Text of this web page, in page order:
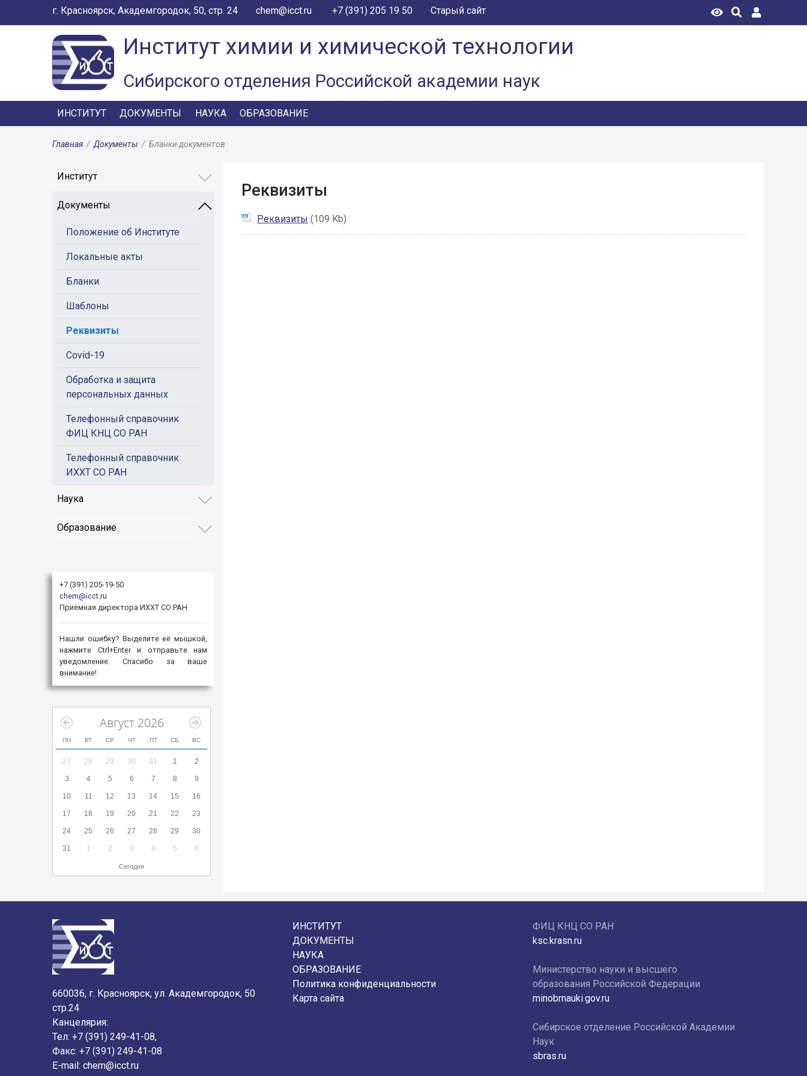
г. Красноярск, Академгородок, 50, стр. 24 chem@icct.ru +7 (391) 205 19 50 Старый сайт
Институт химии и химической технологии
Сибирского отделения Российской академии наук
ИНСТИТУТ ДОКУМЕНТЫ НАУКА ОБРАЗОВАНИЕ
Главная / Документы / Бланки документов
Институт
Документы
Положение об Институте
Локальные акты
Бланки
Шаблоны
Реквизиты
Covid-19
Обработка и защита
персональных данных
Телефонный справочник
ФИЦ КНЦ СО РАН
Телефонный справочник
ИХХТ СО РАН
Наука
Образование
+7 (391) 205-19-50
chem@icct.ru
Приёмная директора ИХХТ СО РАН
Нашли ошибку? Выделите её мышкой,
нажмите Ctrl+Enter и отправьте нам
уведомление. Спасибо за ваше
внимание!
Август 2026
ПН ВТ СР ЧТ ПТ СБ ВС
27 28 29 30 31 1 2
3 4 5 6 7 8 9
10 11 12 13 14 15 16
17 18 19 20 21 22 23
24 25 26 27 28 29 30
31 1 2 3 4 5 6
Сегодня
Реквизиты
Реквизиты (109 Kb)
660036, г. Красноярск, ул. Академгородок, 50
стр.24
Канцелярия:
Тел: +7 (391) 249-41-08,
Факс: +7 (391) 249-41-08
E-mail: chem@icct.ru
ИНСТИТУТ
ДОКУМЕНТЫ
НАУКА
ОБРАЗОВАНИЕ
Политика конфиденциальности
Карта сайта
ФИЦ КНЦ СО РАН
ksc.krasn.ru
Министерство науки и высшего
образования Российской Федерации
minobrnauki.gov.ru
Сибирское отделение Российской Академии
Наук
sbras.ru